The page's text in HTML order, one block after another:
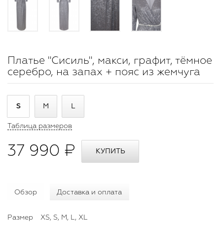
Платье "Сисиль", макси, графит, тёмное
серебро, на запах + пояс из жемчуга
S M
Таблица размеров
37 990 ₽
Обзор Доставка и оплата
Размер XS, S, M, L, XL